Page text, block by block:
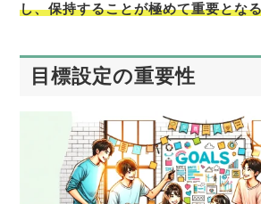
し、保持することが極めて重要とな
目標設定の重要性